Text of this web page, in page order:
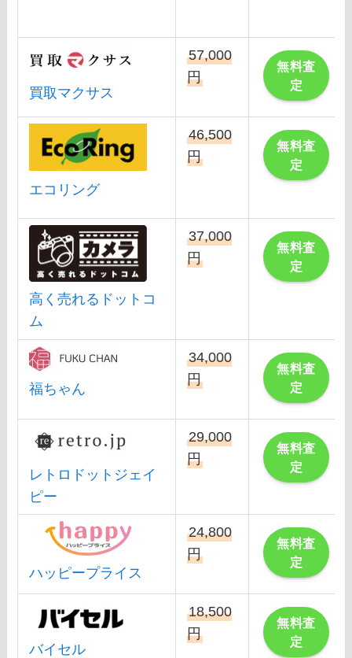
買取マクサス
57,000
円
無料査
定
エコリング
46,500
円
無料査
定
高く売れるドットコ
ム
37,000
円
無料査
定
福ちゃん
34,000
円
無料査
定
レトロドットジェイ
ピー
29,000
円
無料査
定
ハッピープライス
24,800
円
無料査
定
バイセル
18,500
円
無料査
定